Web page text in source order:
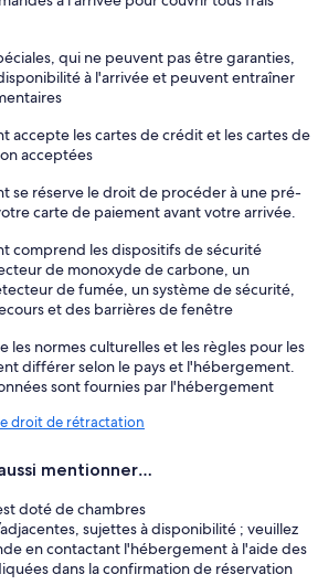
qui ne peuvent pas être garanties,
à l'arrivée et peuvent entraîner
accepte les cartes de crédit et les cartes de
acceptées
se réserve le droit de procéder à une pré-
carte de paiement avant votre arrivée.
comprend les dispositifs de sécurité
de monoxyde de carbone, un
de fumée, un système de sécurité,
et des barrières de fenêtre
les normes culturelles et les règles pour les
différer selon le pays et l'hébergement.
sont fournies par l'hébergement
droit de rétractation
mentionner…
doté de chambres
sujettes à disponibilité ; veuillez
en contactant l'hébergement à l'aide des
dans la confirmation de réservation